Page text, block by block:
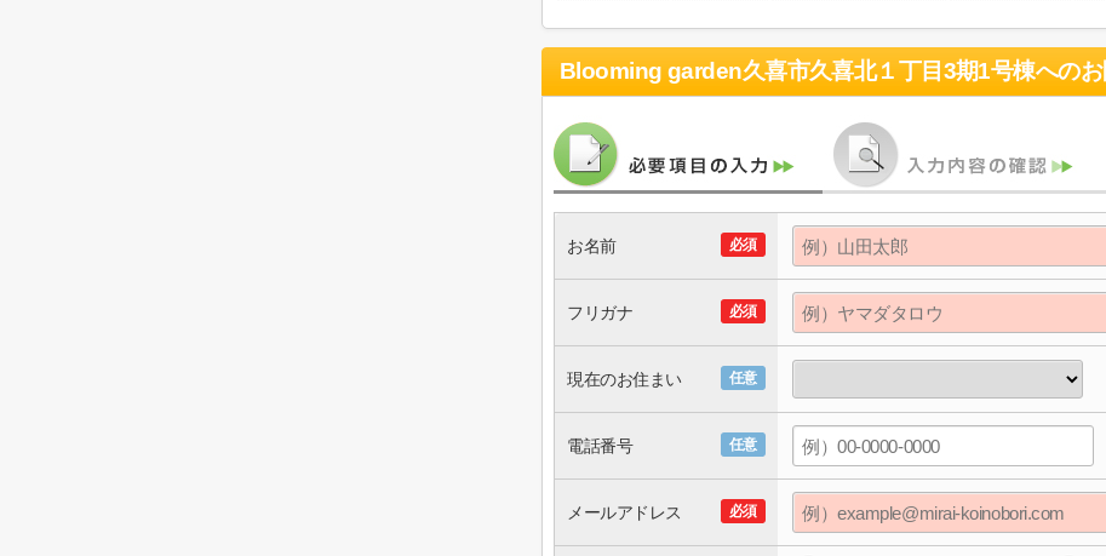
Blooming garden久喜市久喜北１丁目3期1号棟への
必須
お名前
必須
フリガナ
任意
現在のお住まい
任意
電話番号
必須
メールアドレス